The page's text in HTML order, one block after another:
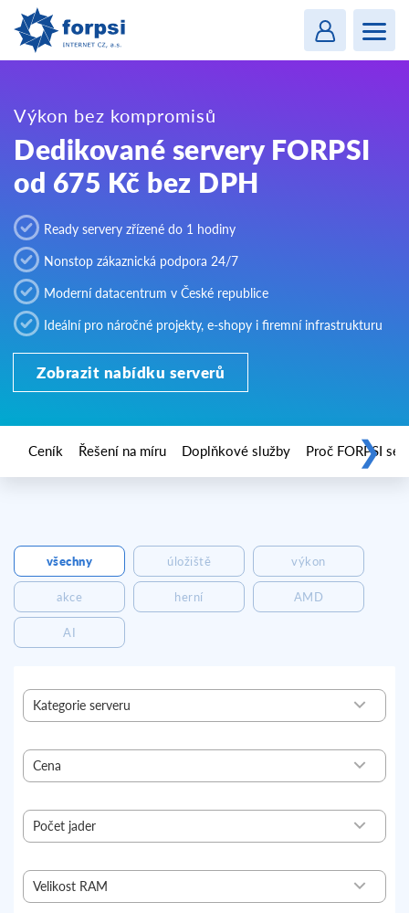
Výkon bez kompromisů
Dedikované servery FORPSI
od 675 Kč bez DPH
Ready servery zřízené do 1 hodiny
Nonstop zákaznická podpora 24/7
Moderní datacentrum v České republice
Ideální pro náročné projekty, e-shopy i firemní infrastrukturu
Zobrazit nabídku serverů
Ceník Řešení na míru Doplňkové služby Proč FORPSI
❯
všechny úložiště výkon
akce herní AMD
AI
Kategorie serveru
Ready
Standard
Profi
Cena
Počet jader
Velikost RAM
MENU
Login